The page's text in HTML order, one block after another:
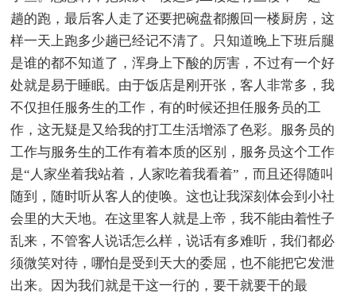
趟的跑，最后客人走了还要把碗盘都搬回一楼厨房，这
样一天上跑多少趟已经记不清了。只知道晚上下班后腿
是谁的都不知道了，浑身上下酸的厉害，不过有一个好
处就是易于睡眠。由于饭店是刚开张，客人非常多，我
不仅担任服务生的工作，有的时候还担任服务员的工
作，这无疑是又给我的打工生活增添了色彩。服务员的
工作与服务生的工作有着本质的区别，服务员这个工作
是“人家坐着我站着，人家吃着我看着”，而且还得随叫
随到，随时听从客人的使唤。这也让我深刻体会到小社
会里的大天地。在这里客人就是上帝，我不能由着性子
乱来，不管客人说话怎么样，说话有多难听，我们都必
须微笑对待，哪怕是受到天大的委屈，也不能把它发泄
出来。因为我们就是干这一行的，要干就要干的最